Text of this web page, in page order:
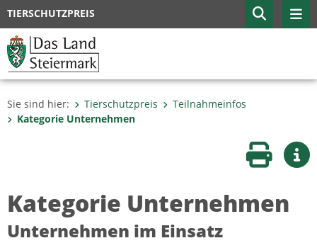
TIERSCHUTZPREIS
Sie sind hier: Tierschutzpreis
Teilnahmeinfos
Kategorie Unternehmen
Seite
Kategorie Unternehmen
Unternehmen im Einsatz